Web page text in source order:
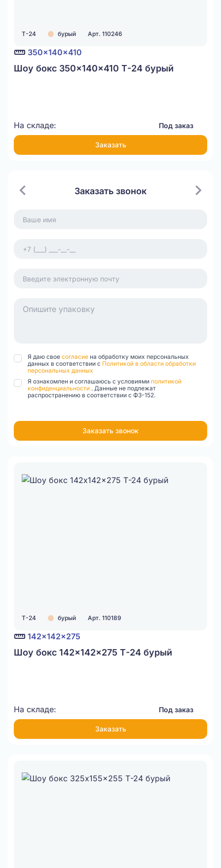
Т-24 бурый Арт. 110246
350x140x410
Шоу бокс 350x140x410 Т-24 бурый
На складе: Под заказ
Заказать
Заказать звонок
Я даю свое согласие на обработку моих персональных
данных в соответствии с Политикой в области обработки
персональных данных
Я ознакомлен и соглашаюсь с условиями политикой
конфиденциальности . Данные не подлежат
распространению в соответствии с ФЗ-152.
Заказать звонок
Т-24 бурый Арт. 110189
142x142x275
Шоу бокс 142x142x275 Т-24 бурый
На складе: Под заказ
Заказать